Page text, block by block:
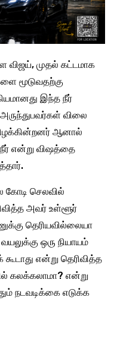
விஜய், முதல் கட்டமாக
மூடுவதற்கு
இந்த நீர்
விலை
ஆனால்
என்று விஷத்தை
கோடி செலவில்
அவர் உள்ளூர்
தெரியவில்லையா
ஒரு நியாயம்
என்று தெரிவித்த
கலக்கலாமா? என்று
நடவடிக்கை எடுக்க